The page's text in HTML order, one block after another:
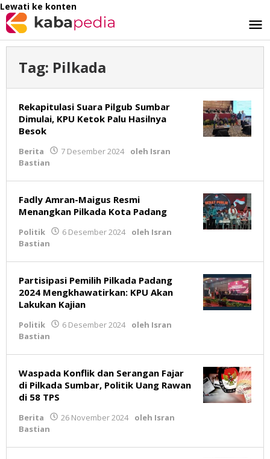
Lewati ke konten
Tag: Pilkada
Rekapitulasi Suara Pilgub Sumbar
Dimulai, KPU Ketok Palu Hasilnya
Besok
Berita 7 Desember 2024 oleh Isran
Bastian
Fadly Amran-Maigus Resmi
Menangkan Pilkada Kota Padang
Politik 6 Desember 2024 oleh Isran
Bastian
Partisipasi Pemilih Pilkada Padang
2024 Mengkhawatirkan: KPU Akan
Lakukan Kajian
Politik 6 Desember 2024 oleh Isran
Bastian
Waspada Konflik dan Serangan Fajar
di Pilkada Sumbar, Politik Uang Rawan
di 58 TPS
Berita 26 November 2024 oleh Isran
Bastian